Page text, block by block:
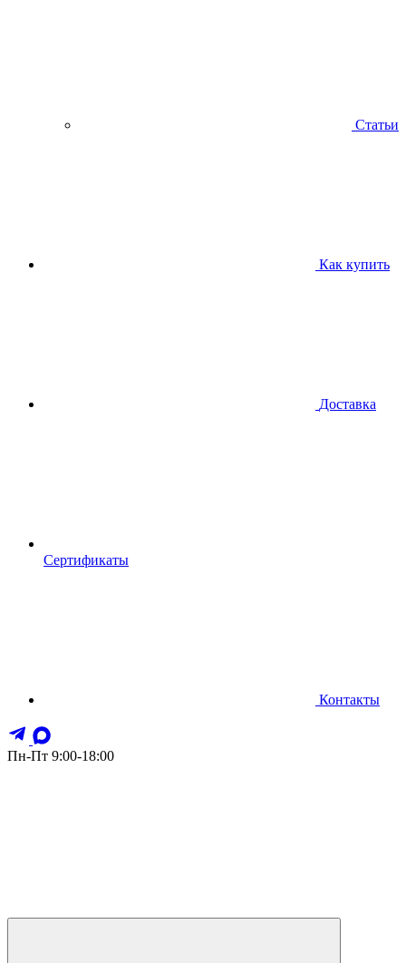
Статьи
Как купить
Доставка
Сертификаты
Контакты
Пн-Пт 9:00-18:00